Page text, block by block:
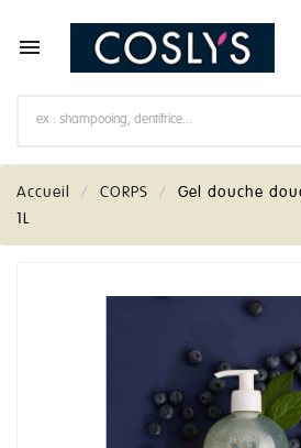

Accueil CORPS
Gel douche
1L